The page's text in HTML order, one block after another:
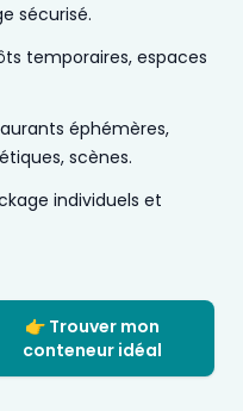
sécurisé.
temporaires, espaces
éphémères,
scènes.
individuels et
👉 Trouver mon
conteneur idéal